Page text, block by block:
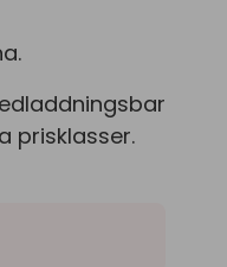
prisklasser.